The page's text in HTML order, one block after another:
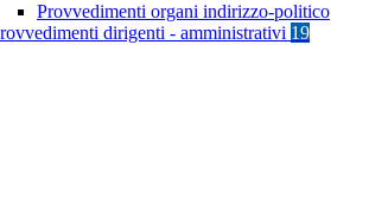
Provvedimenti organi indirizzo-politico
dirigenti - amministrativi 19